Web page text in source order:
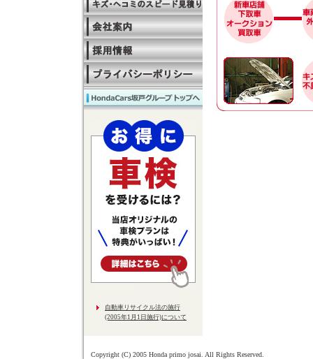
自動車リサイクル法の施行
(2005年1月1日施行)について
Copyright (C) 2005 Honda primo josai. All Rights Reserved.